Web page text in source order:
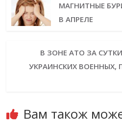
МАГНИТНЫЕ
В АПРЕЛЕ
В ЗОНЕ АТО ЗА
УКРАИНСКИХ ВОЕННЫХ,
Вам також